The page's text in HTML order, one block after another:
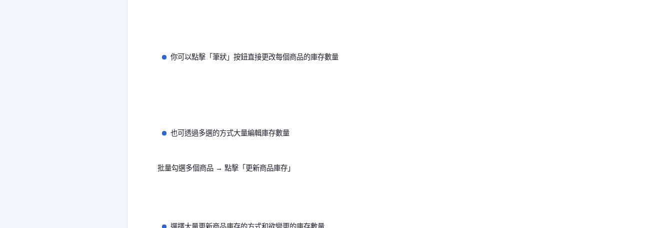
你可以點擊「筆狀」按鈕直接更改每個商品的庫存數量
也可透過多選的方式大量編輯庫存數量
批量勾選多個商品 → 點擊「更新商品庫存」
選擇大量更新商品庫存的方式和欲變更的庫存數量